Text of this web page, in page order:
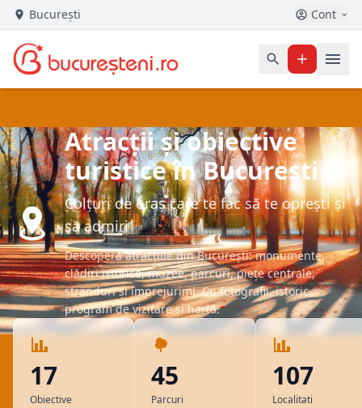
București Cont
Atracții și obiective
turistice în București
Colțuri de oraș care te fac să te oprești și
să admiri
Descoperă atracțiile din București: monumente,
clădiri istorice, muzee, parcuri, piețe centrale,
ștranduri și împrejurimi. Cu fotografii, istoric,
program de vizitare și hartă.
17
Obiective
45
Parcuri
107
Localitati